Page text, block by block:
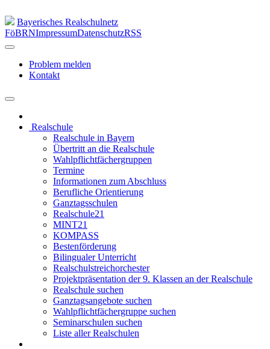
Bayerisches Realschulnetz
FöBRNImpressumDatenschutzRSS
Problem melden
Kontakt
Realschule
Realschule in Bayern
Übertritt an die Realschule
Wahlpflichtfächergruppen
Termine
Informationen zum Abschluss
Berufliche Orientierung
Ganztagsschulen
Realschule21
MINT21
KOMPASS
Bestenförderung
Bilingualer Unterricht
Realschulstreichorchester
Projektpräsentation der 9. Klassen an der Realschule
Realschule suchen
Ganztagsangebote suchen
Wahlpflichtfächergruppe suchen
Seminarschulen suchen
Liste aller Realschulen